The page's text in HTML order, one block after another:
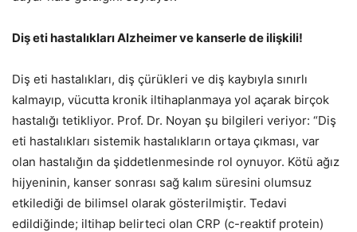
Diş eti hastalıkları Alzheimer ve kanserle de ilişkili!
Diş eti hastalıkları, diş çürükleri ve diş kaybıyla sınırlı
kalmayıp, vücutta kronik iltihaplanmaya yol açarak birçok
hastalığı tetikliyor. Prof. Dr. Noyan şu bilgileri veriyor: “Diş
eti hastalıkları sistemik hastalıkların ortaya çıkması, var
olan hastalığın da şiddetlenmesinde rol oynuyor. Kötü ağız
hijyeninin, kanser sonrası sağ kalım süresini olumsuz
etkilediği de bilimsel olarak gösterilmiştir. Tedavi
edildiğinde; iltihap belirteci olan CRP (c-reaktif protein)